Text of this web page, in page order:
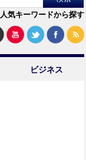
人気キーワードから探す
ビジネス